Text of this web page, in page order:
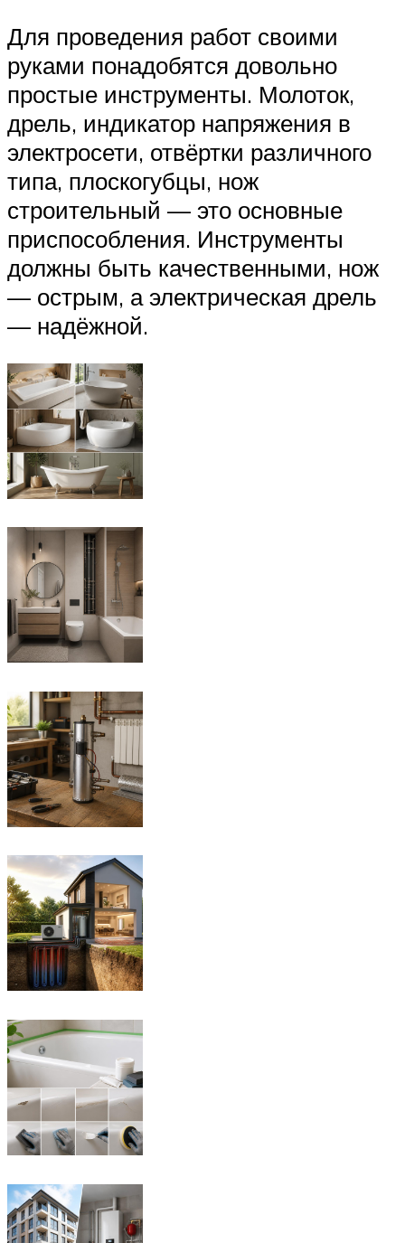
Для проведения работ своими
руками понадобятся довольно
простые инструменты. Молоток,
дрель, индикатор напряжения в
электросети, отвёртки различного
типа, плоскогубцы, нож
строительный — это основные
приспособления. Инструменты
должны быть качественными, нож
— острым, а электрическая дрель
— надёжной.